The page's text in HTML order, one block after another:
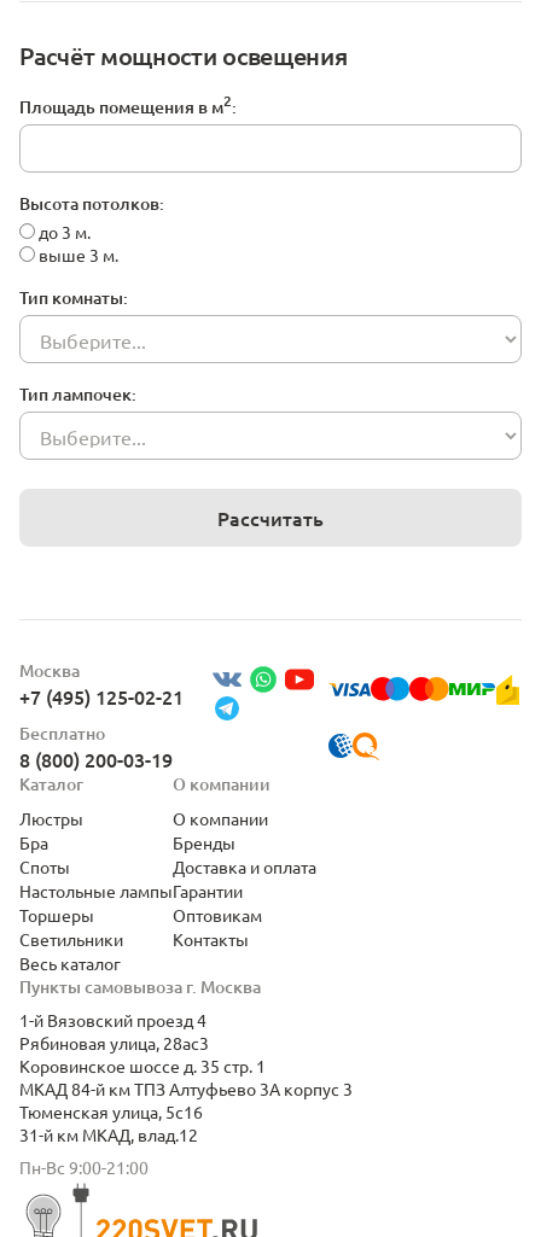
Расчёт мощности освещения
Площадь помещения в м2:
Высота потолков:
до 3 м.
выше 3 м.
Тип комнаты:
Тип лампочек:
Рассчитать
Москва
+7 (495) 125-02-21
Бесплатно
8 (800) 200-03-19
Пункты самовывоза г. Москва
1-й Вязовский проезд 4
Рябиновая улица, 28ас3
Коровинское шоссе д. 35 стр. 1
МКАД 84-й км ТПЗ Алтуфьево 3А корпус 3
Тюменская улица, 5с16
31-й км МКАД, влад.12
Пн-Вс 9:00-21:00
Каталог
Люстры
Бра
Споты
Настольные лампы
Торшеры
Светильники
Весь каталог
О компании
О компании
Бренды
Доставка и оплата
Гарантии
Оптовикам
Контакты